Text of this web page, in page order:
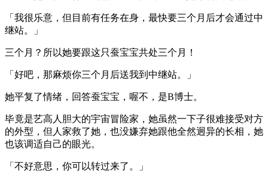
「我很乐意，但目前有任务在身，最快要三个月后才会通过中
继站。」
三个月？所以她要跟这只蚕宝宝共处三个月！
「好吧，那麻烦你三个月后送我到中继站。」
她平复了情绪，回答蚕宝宝，喔不，是B博士。
毕竟是艺高人胆大的宇宙冒险家，她虽然一下子很难接受对方
的外型，但人家救了她，也没嫌弃她跟他全然迥异的长相，她
也该调适自己的眼光。
「不好意思，你可以转过来了。」